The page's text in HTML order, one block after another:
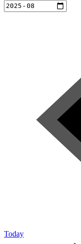
Today